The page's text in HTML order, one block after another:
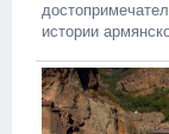
истории